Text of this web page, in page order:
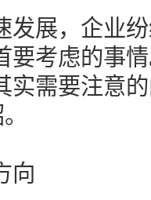
发展，企业
要考虑的事
实需要注意
向